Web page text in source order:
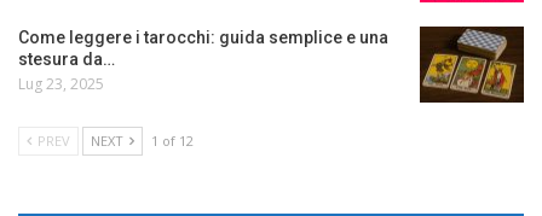
Come leggere i tarocchi: guida semplice e una
stesura da…
Lug 23, 2025
PREV NEXT 1 of 12